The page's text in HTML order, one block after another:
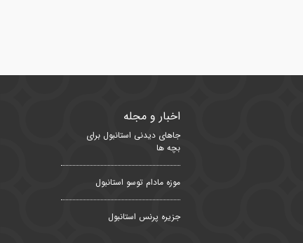
اخبار و مجله
جاهای دیدنی استانبول برای
بچه ها
موزه مادام توسو استانبول
جزیره پرنس استانبول